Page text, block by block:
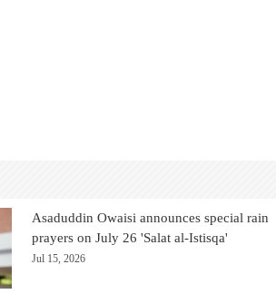
Asaduddin Owaisi announces special rain
prayers on July 26 'Salat al-Istisqa'
Jul 15, 2026